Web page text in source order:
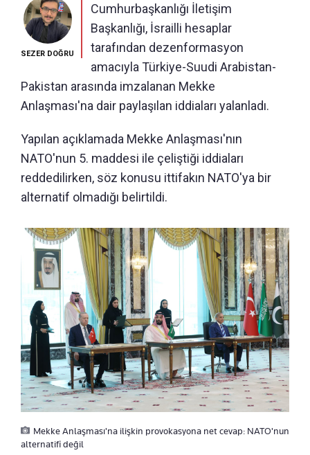
SEZER DOĞRU
Cumhurbaşkanlığı İletişim
Başkanlığı, İsrailli hesaplar
tarafından dezenformasyon
amacıyla Türkiye-Suudi Arabistan-
Pakistan arasında imzalanan Mekke
Anlaşması'na dair paylaşılan iddiaları yalanladı.
Yapılan açıklamada Mekke Anlaşması'nın
NATO'nun 5. maddesi ile çeliştiği iddiaları
reddedilirken, söz konusu ittifakın NATO'ya bir
alternatif olmadığı belirtildi.
Mekke Anlaşması'na ilişkin provokasyona net cevap: NATO'nun
alternatifi değil